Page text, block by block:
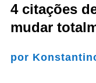
4 citações
mudar
por